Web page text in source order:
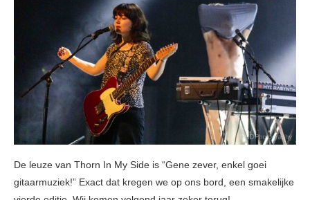
De leuze van Thorn In My Side is “Gene zever, enkel goei
gitaarmuziek!” Exact dat kregen we op ons bord, een smakelijke